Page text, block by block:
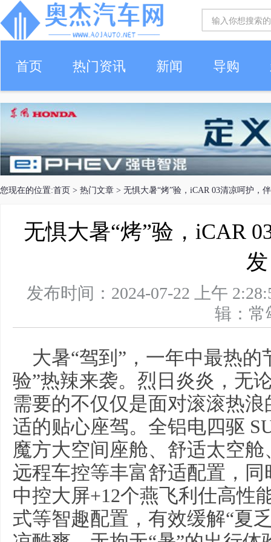
首页 热门资讯 新闻 导购
您现在的位置:首页 > 热门文章 > 无惧大暑“烤”验，iCAR 03清凉呵护，
无惧大暑“烤”验，iCAR
发
发布时间：2024-07-22 上午
辑：
大暑“驾到”，一年中最热
验”热辣来袭。烈日炎炎，无
需要的不仅仅是面对滚滚热
适的贴心座驾。全铝电四驱
魔方大空间座舱、舒适太空
远程车控等丰富舒适配置，
中控大屏+12个燕飞利仕高性
式等智趣配置，有效缓解“夏